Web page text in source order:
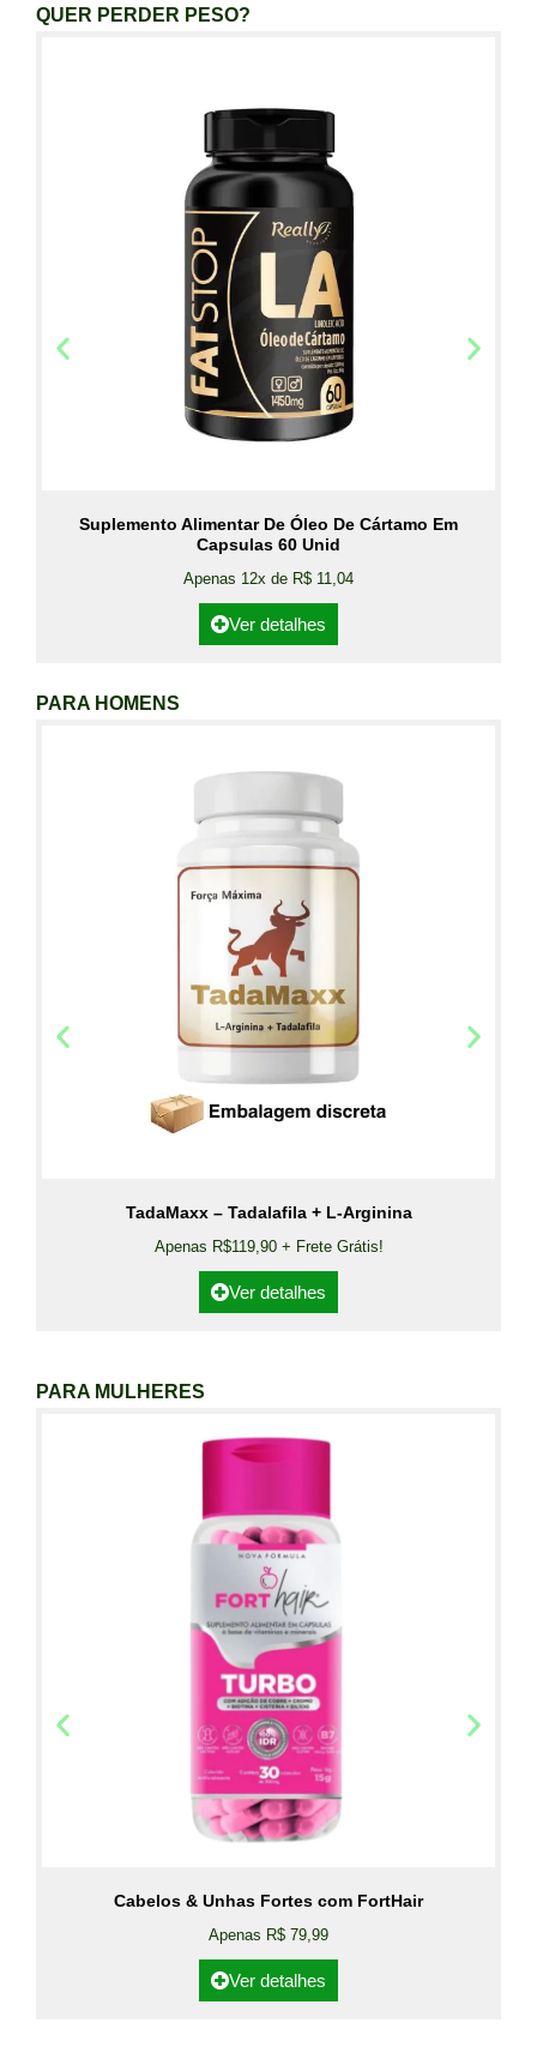
QUER PERDER PESO?
Suplemento Alimentar De Óleo De Cártamo Em
Capsulas 60 Unid
Apenas 12x de R$ 11,04
Ver detalhes
PARA HOMENS
TadaMaxx – Tadalafila + L-Arginina
Apenas R$119,90 + Frete Grátis!
Ver detalhes
PARA MULHERES
Cabelos & Unhas Fortes com FortHair
Apenas R$ 79,99
Ver detalhes